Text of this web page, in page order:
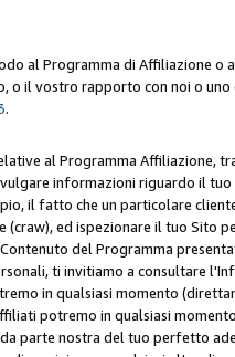
al Programma di Affiliazione
o il vostro rapporto con noi o
.
al Programma Affiliazione,
informazioni riguardo il
il fatto che un particolare
(craw), ed ispezionare il tuo
del Programma
ti invitiamo a consultare
in qualsiasi momento
potremo in qualsiasi
parte nostra del tuo perfetto